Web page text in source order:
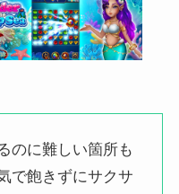
のに難しい箇所も
で飽きずにサクサ